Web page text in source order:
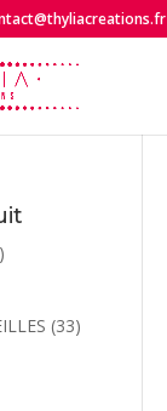
(33)